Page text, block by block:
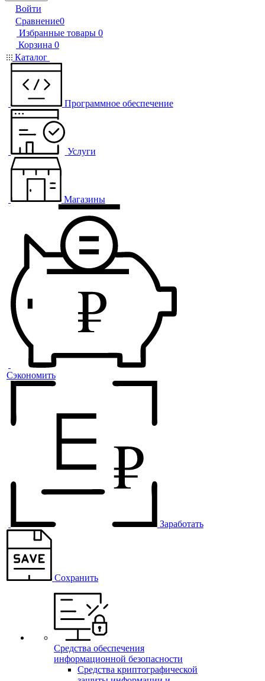
Войти
Сравнение0
Избранные товары 0
Корзина 0
Каталог
Программное обеспечение
Услуги
Магазины
Сэкономить
Заработать
Сохранить
Средства обеспечения
информационной безопасности
Средства криптографической